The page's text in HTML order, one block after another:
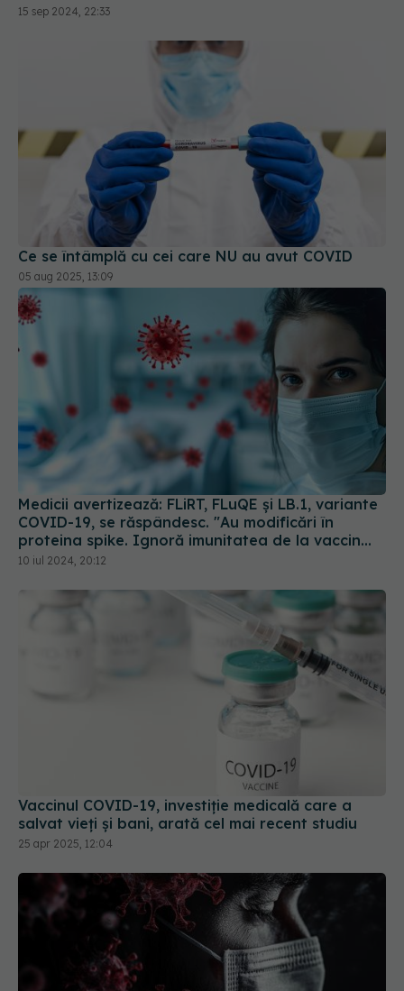
Ce se întâmplă cu cei care NU au avut COVID
05 aug 2025, 13:09
Medicii avertizează: FLiRT, FLuQE și LB.1, variante
COVID-19, se răspândesc. "Au modificări în
proteina spike. Ignoră imunitatea de la vaccin
sau infectarea anterioară
10 iul 2024, 20:12
salvat vieți și bani, arată cel mai recent studiu